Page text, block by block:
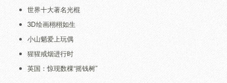
世界十大著名光棍
3D绘画栩栩如生
小山魈爱上玩偶
猩猩戒烟进行时
英国：惊现数棵“摇钱树”